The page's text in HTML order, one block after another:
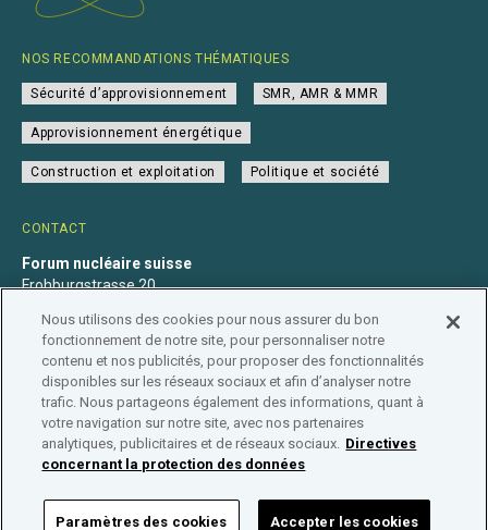
CONTACT
Forum nucléaire suisse
Frohburgstrasse 20
+41 31 560 36 50
info@nuklearforum.ch
NOS RECOMMANDATIONS THÉMATIQUES
Sécurité d’approvisionnement SMR, AMR & MMR
Approvisionnement énergétique
Construction et exploitation Politique et société
Déclaration de confidentialité Impressum Affiliation
Répertoire des entreprises
Nous utilisons des cookies pour nous assurer du bon
fonctionnement de notre site, pour personnaliser notre
contenu et nos publicités, pour proposer des fonctionnalités
disponibles sur les réseaux sociaux et afin d’analyser notre
trafic. Nous partageons également des informations, quant à
votre navigation sur notre site, avec nos partenaires
analytiques, publicitaires et de réseaux sociaux. Directives
concernant la protection des données
Paramètres des cookies Accepter les cookies